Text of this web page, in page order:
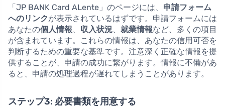
「JP BANK Card ALente」のページには、 申請フォーム
へのリンクが表示されているはずです。申請フォームには
あなたの個人情報、 収入状況、 就業情報など、多くの項目
が含まれています。これらの情報は、あなたの信用可否を
判断するための重要な基準です。注意深く正確な情報を提
供することが、申請の成功に繋がります。情報に不備があ
ると、申請の処理過程が遅れてしまうことがあります。
ステップ3: 必要書類を用意する